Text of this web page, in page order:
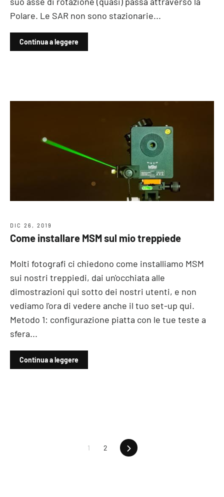
Polare. Le SAR non sono stazionarie...
Continua a leggere
DIC 26, 2019
Come installare MSM sul mio treppiede
Molti fotografi ci chiedono come installiamo MSM
sui nostri treppiedi, dai un'occhiata alle
dimostrazioni qui sotto dei nostri utenti, e non
vediamo l'ora di vedere anche il tuo set-up qui.
Metodo 1: configurazione piatta con le tue teste a
sfera...
Continua a leggere
1 2 Avanti